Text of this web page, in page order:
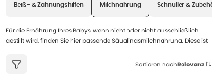
Beiß- & Zahnungshilfen Milchnahrung Schnuller & Zubehör
Für die Ernährung Ihres Babys, wenn nicht oder nicht ausschließlich
gestillt wird, finden Sie hier passende Säuglingsmilchnahrung. Diese ist
verschiedenen Altersstufen abgestimmt.
Sortieren nachRelevanz